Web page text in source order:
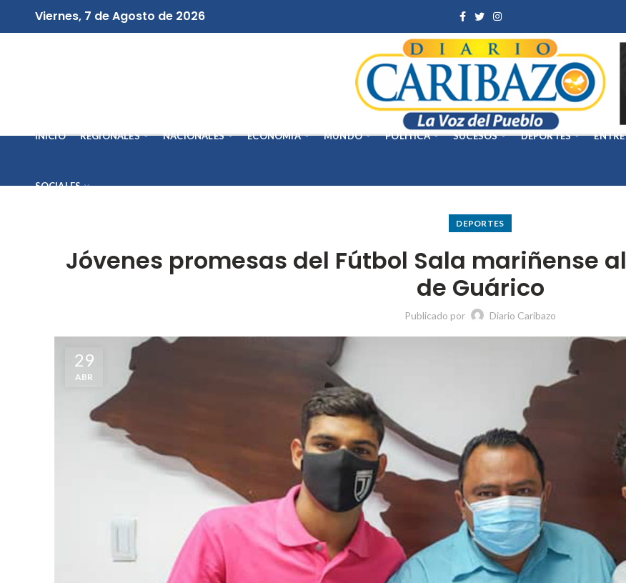
Viernes, 7 de Agosto de 2026
INICIO REGIONALES NACIONALES ECONOMÍA MUNDO POLÍTICA SUCESOS DEPORTES
SOCIALES
DEPORTES
Jóvenes promesas del Fútbol Sala mariñense
de Guárico
Publicado por Diario Caribazo
29
ABR